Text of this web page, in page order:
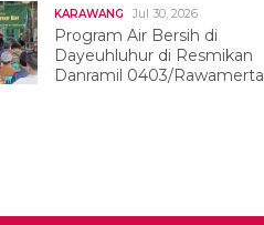
KARAWANG Jul 30, 2026
Program Air Bersih di
Dayeuhluhur di Resmikan
Danramil 0403/Rawamerta